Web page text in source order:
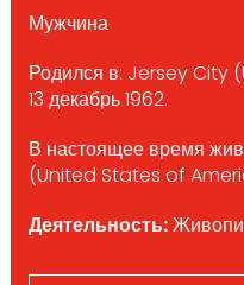
Мужчина
Родился в: Jersey
13 декабрь 1962.
В настоящее время
(United States of
Деятельность: